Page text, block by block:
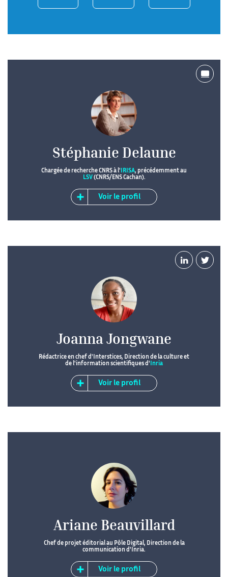
Stéphanie Delaune
Chargée de recherche CNRS à l' IRISA, précédemment au
LSV (CNRS/ENS Cachan).
Voir le profil
Joanna Jongwane
Rédactrice en chef d'Interstices, Direction de la culture et
de l'information scientifiques d' Inria
Voir le profil
Ariane Beauvillard
Chef de projet éditorial au Pôle Digital, Direction de la
communication d'Inria.
Voir le profil